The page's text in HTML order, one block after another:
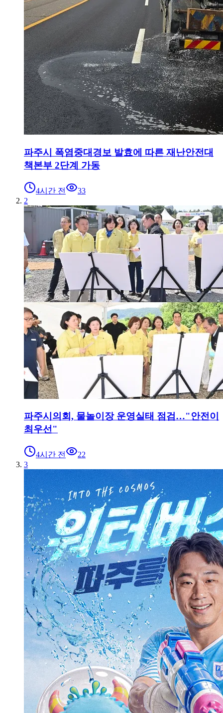
파주시 폭염중대경보 발효에 따른 재난안전대
책본부 2단계 가동
4시간 전
33
2
파주시의회, 물놀이장 운영실태 점검…"안전이
최우선"
4시간 전
22
3